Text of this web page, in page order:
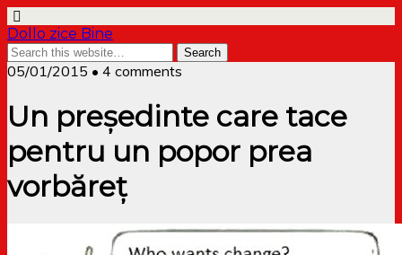
Dollo zice Bine
05/01/2015 • 4 comments
Un președinte care tace
pentru un popor prea
vorbăreț